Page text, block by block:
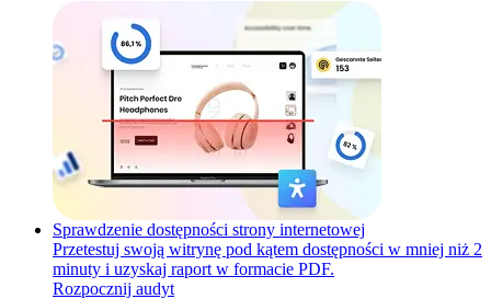
Sprawdzenie dostępności strony internetowej
Przetestuj swoją witrynę pod kątem dostępności w mniej niż 2
minuty i uzyskaj raport w formacie PDF.
Rozpocznij audyt